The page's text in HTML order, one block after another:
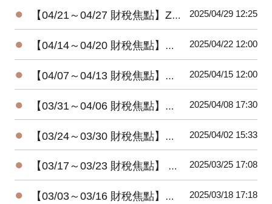
● 【04/21～04/27 財稅焦點】Zappos執行長謝家華喪生四年 爆出神秘遺囑 2025/04/29 12:25
● 【04/14～04/20 財稅焦點】郭董愛店「金春發」 鬧爭產，闆娘告兒13年營收5200萬全還 2025/04/22 12:00
● 【04/07～04/13 財稅焦點】五月所得申報，全面展延至六月底 2025/04/15 12:00
● 【03/31～04/06 財稅焦點】川普關稅戰開打!! 台灣32%，伺服器、電腦受傷慘重 2025/04/08 17:30
● 【03/24～03/30 財稅焦點】子孫注意，全台不動產等認領 2025/04/02 15:33
● 【03/17～03/23 財稅焦點】 贈與稅年度免稅額，您用對了嗎 2025/03/25 17:08
● 【03/03～03/16 財稅焦點】五月報稅季，四減稅福音 2025/03/18 17:18